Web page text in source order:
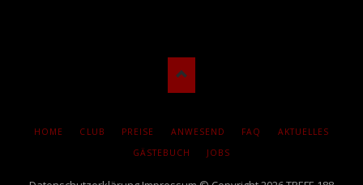
NAVIGATION
HOME CLUB PREISE ANWESEND FAQ
AKTUELLES
GÄSTEBUCH
JOBS